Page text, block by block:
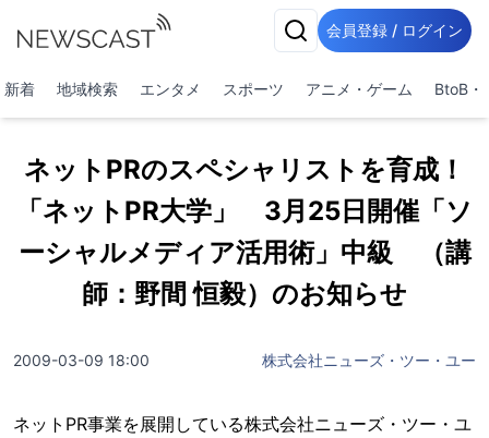
会員登録 / ログイン
新着 地域検索 エンタメ スポーツ アニメ・ゲーム BtoB・
ネットPRのスペシャリストを育成！
「ネットPR大学」 3月25日開催「ソ
ーシャルメディア活用術」中級 （講
師：野間 恒毅）のお知らせ
2009-03-09 18:00 株式会社ニューズ・ツー・ユー
ネットPR事業を展開している株式会社ニューズ・ツー・ユ